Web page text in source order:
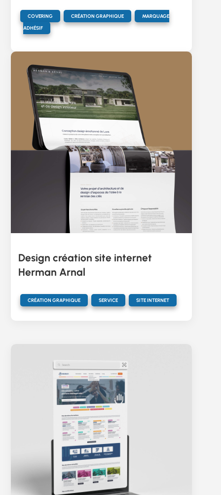
COVERING
,
CRÉATION GRAPHIQUE
,
MARQUAGE
ADHÉSIF
Design création site internet
Herman Arnal
CRÉATION GRAPHIQUE
,
SERVICE
,
SITE INTERNET